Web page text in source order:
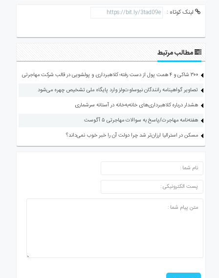
لینک کوتاه :
مطالب مرتبط
۳۰۰ شاکی و ۴ همت پول از دست رفته؛ کلاهبرداری و پولشویی در قالب شرکت مهاجرتی
تصاویر گواهینامه رانندگان نیوساوت‌ولز وارد پایگاه ملی تشخیص چهره می‌شود
هشدار درباره کلاهبرداری‌های خانه‌به‌خانه در آستانه سرشماری
هفته‌نامه مهاجرت/پاسخ به سوالات مهاجرتی ۵ آگوست
مسکن در استرالیا ارزان‌تر شد چرا دولت آن را خبر خوب نمی‌داند؟
ارسال دیدگاه